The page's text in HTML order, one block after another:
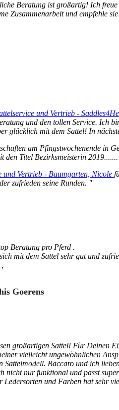
Beratung ist großartig! Ich
Zusammenarbeit und empfehle
und Vertrieb -
und den tollen Service. Ich
glücklich mit dem Sattel! In
am Pfingstwochenende in
den Titel Bezirksmeisterin 2019.......
und Vertrieb - Baumgarten, Nicole
zufrieden seine Runden. "
Beratung pro Pferd .
mit dem Sattel sehr gut und
Goerens
großartigen Sattel! Für Deinen
vielleicht ungewöhnlichen
Sattelmodell. Baccaro und ich
nicht nur funktional und passt
Ledersorten und Farben hat sehr